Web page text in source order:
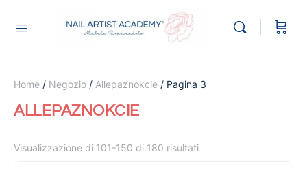
Home / Negozio / Allepaznokcie / Pagina 3
ALLEPAZNOKCIE
Visualizzazione di 101-150 di 180 risultati